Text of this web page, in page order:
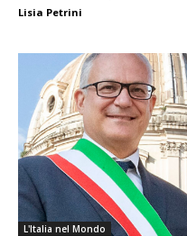
Lisia Petrini
L'Italia nel Mondo